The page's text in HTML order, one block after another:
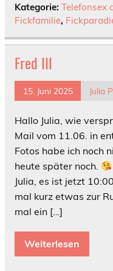
Kategorie: Telefonsex
Fickfamilie,
Fred III
15. Juni 2025 Julia
Hallo Julia, wie
Mail vom 11.06. in
Fotos habe ich noch
heute später noch.
Julia, es ist jetzt
mal kurz etwas zur
mal ein […]
Weiterlesen